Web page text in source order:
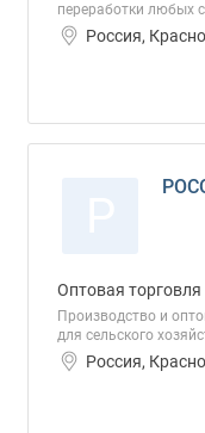
переработки любых
Россия,
Оптовая торговля
Производство и
для сельского
Россия,